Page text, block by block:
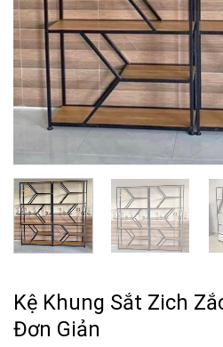
Kệ Khung Sắt Zich
Đơn Giản